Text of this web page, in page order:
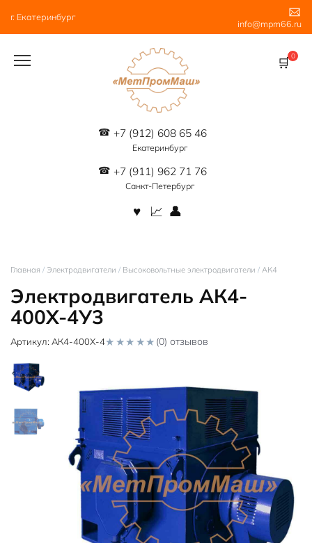
содержанию
г. Екатеринбург
info@mpm66.ru
+7 (912) 608 65 46
Екатеринбург
+7 (911) 962 71 76
Санкт-Петербург
0
Главная / Электродвигатели / Высоковольтные электродвигатели / АК4
Электродвигатель АК4-
400Х-4У3
Артикул: АК4-400Х-4
t
o
f
5
(0) отзывов